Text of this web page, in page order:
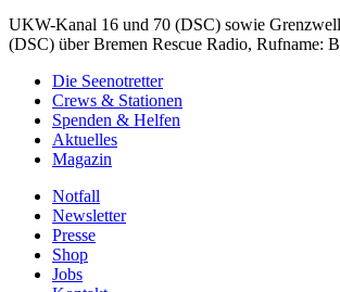
UKW-Kanal 16 und 70 (DSC) sowie
(DSC) über Bremen Rescue Radio, Rufname:
Die Seenotretter
Crews & Stationen
Spenden & Helfen
Aktuelles
Magazin
Notfall
Newsletter
Presse
Shop
Jobs